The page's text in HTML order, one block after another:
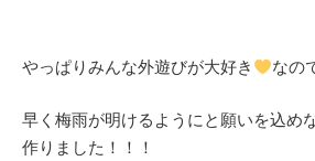
やっぱりみんな外遊びが大好き なの
早く梅雨が明けるようにと願いを込め
作りました！！！